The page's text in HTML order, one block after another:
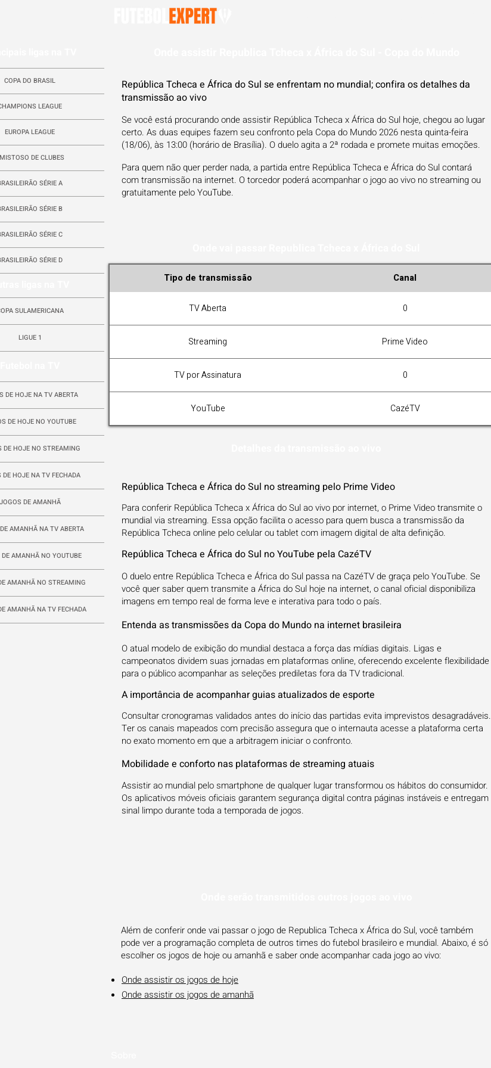
COPA DO BRASIL
LEAGUE
EUROPA LEAGUE
DE CLUBES
SÉRIE A
SÉRIE B
SÉRIE C
SÉRIE D
SULAMERICANA
LIGUE 1
DE HOJE NA TV ABERTA
DE HOJE NO YOUTUBE
DE HOJE NO STREAMING
DE HOJE NA TV FECHADA
DE AMANHÃ
AMANHÃ NA TV ABERTA
AMANHÃ NO YOUTUBE
AMANHÃ NO STREAMING
AMANHÃ NA TV FECHADA
República Tcheca e África do Sul se enfrentam no mundial; confira os detalhes da
transmissão ao vivo
Se você está procurando onde assistir República Tcheca x África do Sul hoje, chegou ao lugar
certo. As duas equipes fazem seu confronto pela Copa do Mundo 2026 nesta quinta-feira
(18/06), às 13:00 (horário de Brasília). O duelo agita a 2ª rodada e promete muitas emoções.
Para quem não quer perder nada, a partida entre República Tcheca e África do Sul contará
com transmissão na internet. O torcedor poderá acompanhar o jogo ao vivo no streaming ou
gratuitamente pelo YouTube.
Tipo de transmissão Canal
TV Aberta 0
Streaming Prime Video
TV por Assinatura 0
YouTube CazéTV
República Tcheca e África do Sul no streaming pelo Prime Video
Para conferir República Tcheca x África do Sul ao vivo por internet, o Prime Video transmite o
mundial via streaming. Essa opção facilita o acesso para quem busca a transmissão da
República Tcheca online pelo celular ou tablet com imagem digital de alta definição.
República Tcheca e África do Sul no YouTube pela CazéTV
O duelo entre República Tcheca e África do Sul passa na CazéTV de graça pelo YouTube. Se
você quer saber quem transmite a África do Sul hoje na internet, o canal oficial disponibiliza
imagens em tempo real de forma leve e interativa para todo o país.
Entenda as transmissões da Copa do Mundo na internet brasileira
O atual modelo de exibição do mundial destaca a força das mídias digitais. Ligas e
campeonatos dividem suas jornadas em plataformas online, oferecendo excelente flexibilidade
para o público acompanhar as seleções prediletas fora da TV tradicional.
A importância de acompanhar guias atualizados de esporte
Consultar cronogramas validados antes do início das partidas evita imprevistos desagradáveis.
Ter os canais mapeados com precisão assegura que o internauta acesse a plataforma certa
no exato momento em que a arbitragem iniciar o confronto.
Mobilidade e conforto nas plataformas de streaming atuais
Assistir ao mundial pelo smartphone de qualquer lugar transformou os hábitos do consumidor.
Os aplicativos móveis oficiais garantem segurança digital contra páginas instáveis e entregam
sinal limpo durante toda a temporada de jogos.
Além de conferir onde vai passar o jogo de Republica Tcheca x África do Sul, você também
pode ver a programação completa de outros times do futebol brasileiro e mundial. Abaixo, é só
escolher os jogos de hoje ou amanhã e saber onde acompanhar cada jogo ao vivo:
Onde assistir os jogos de hoje
Onde assistir os jogos de amanhã